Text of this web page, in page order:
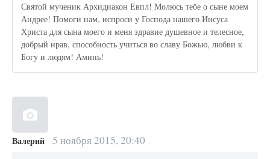
Святой мученик Архидиакон Евпл! Молюсь тебе о сыне моем
Андрее! Помоги нам, испроси у Господа нашего Иисуса
Христа для сына моего и меня здравие душевное и телесное,
добрый нрав, способность учиться во славу Божью, любви к
Богу и людям! Аминь!
Валерий 5 ноября 2015, 20:40